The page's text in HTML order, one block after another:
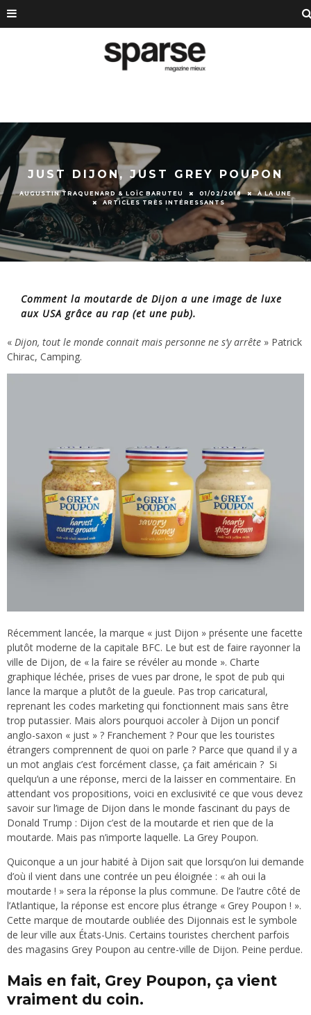
JUST DIJON, JUST GREY POUPON
AUGUSTIN TRAQUENARD & LOÏC BARUTEU 01/02/2018
À LA UNE
ARTICLES TRÈS INTÉRESSANTS
Comment la moutarde de Dijon a une image de luxe
aux USA grâce au rap (et une pub).
« Dijon, tout le monde connait mais personne ne s’y arrête » Patrick
Chirac, Camping.
Récemment lancée, la marque « just Dijon » présente une facette
plutôt moderne de la capitale BFC. Le but est de faire rayonner la
ville de Dijon, de « la faire se révéler au monde ». Charte
graphique léchée, prises de vues par drone, le spot de pub qui
lance la marque a plutôt de la gueule. Pas trop caricatural,
reprenant les codes marketing qui fonctionnent mais sans être
trop putassier. Mais alors pourquoi accoler à Dijon un poncif
anglo-saxon « just » ? Franchement ? Pour que les touristes
étrangers comprennent de quoi on parle ? Parce que quand il y a
un mot anglais c’est forcément classe, ça fait américain ? Si
quelqu’un a une réponse, merci de la laisser en commentaire. En
attendant vos propositions, voici en exclusivité ce que vous devez
savoir sur l’image de Dijon dans le monde fascinant du pays de
Donald Trump : Dijon c’est de la moutarde et rien que de la
moutarde. Mais pas n’importe laquelle. La Grey Poupon.
Quiconque a un jour habité à Dijon sait que lorsqu’on lui demande
d’où il vient dans une contrée un peu éloignée : « ah oui la
moutarde ! » sera la réponse la plus commune. De l’autre côté de
l’Atlantique, la réponse est encore plus étrange « Grey Poupon ! ».
Cette marque de moutarde oubliée des Dijonnais est le symbole
de leur ville aux États-Unis. Certains touristes cherchent parfois
des magasins Grey Poupon au centre-ville de Dijon. Peine perdue.
Mais en fait, Grey Poupon, ça vient
vraiment du coin.